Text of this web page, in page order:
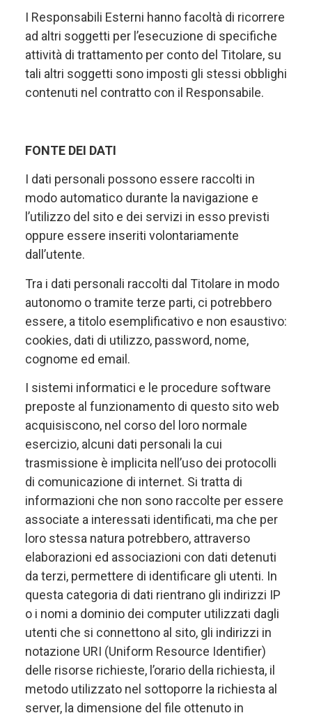
I Responsabili Esterni hanno facoltà di ricorrere
ad altri soggetti per l’esecuzione di specifiche
attività di trattamento per conto del Titolare, su
tali altri soggetti sono imposti gli stessi obblighi
contenuti nel contratto con il Responsabile.
FONTE DEI DATI
I dati personali possono essere raccolti in
modo automatico durante la navigazione e
l’utilizzo del sito e dei servizi in esso previsti
oppure essere inseriti volontariamente
dall’utente.
Tra i dati personali raccolti dal Titolare in modo
autonomo o tramite terze parti, ci potrebbero
essere, a titolo esemplificativo e non esaustivo:
cookies, dati di utilizzo, password, nome,
cognome ed email.
I sistemi informatici e le procedure software
preposte al funzionamento di questo sito web
acquisiscono, nel corso del loro normale
esercizio, alcuni dati personali la cui
trasmissione è implicita nell’uso dei protocolli
di comunicazione di internet. Si tratta di
informazioni che non sono raccolte per essere
associate a interessati identificati, ma che per
loro stessa natura potrebbero, attraverso
elaborazioni ed associazioni con dati detenuti
da terzi, permettere di identificare gli utenti. In
questa categoria di dati rientrano gli indirizzi IP
o i nomi a dominio dei computer utilizzati dagli
utenti che si connettono al sito, gli indirizzi in
notazione URI (Uniform Resource Identifier)
delle risorse richieste, l’orario della richiesta, il
metodo utilizzato nel sottoporre la richiesta al
server, la dimensione del file ottenuto in